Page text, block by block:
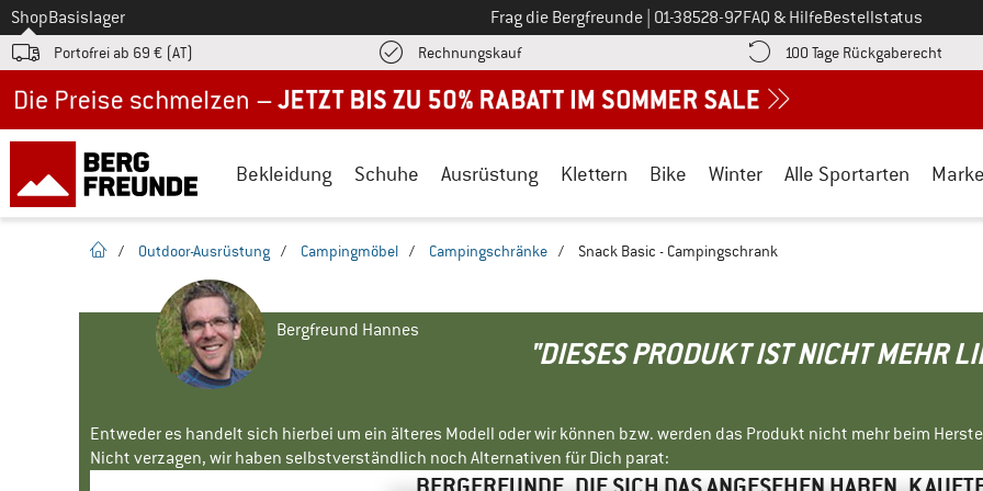
Zum
ShopBasislager Frag die Bergfreunde Ruf uns an unter
01-38528-97FAQ & HilfeBestellstatus
Portofrei ab 69 € (AT) RechnungskaufFinde die Zahlungs-Infos hier! Öffnet sich in einer Infobox
100 Tage Rückgaberecht
Bekleidung Schuhe Ausrüstung Klettern Bike Winter Alle Sportarten
Startseite
/ Outdoor-Ausrüstung / Campingmöbel / Campingschränke / Snack Basic - Campingschrank
Bergfreund Hannes
"DIESES PRODUKT IST NICHT MEHR
Entweder es handelt sich hierbei um ein älteres Modell oder wir können bzw. werden das Produkt nicht mehr beim
Nicht verzagen, wir haben selbstverständlich noch Alternativen für Dich parat: